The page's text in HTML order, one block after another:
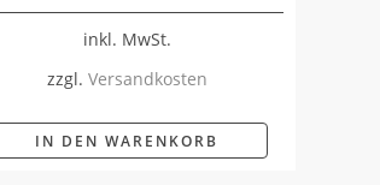
inkl. MwSt.
zzgl. Versandkosten
IN DEN WARENKORB